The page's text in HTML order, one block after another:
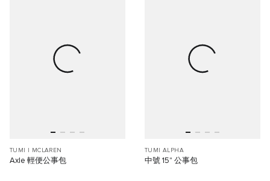
TUMI I MCLAREN
Axle 輕便公事包
TUMI ALPHA
中號 15" 公事包